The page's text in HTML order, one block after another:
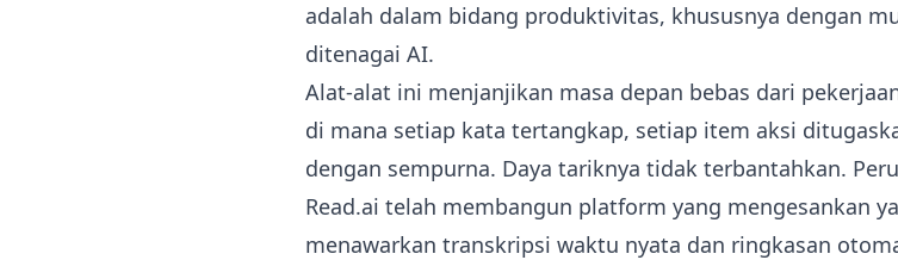
adalah dalam bidang produktivitas, khususnya dengan
ditenagai AI.
Alat-alat ini menjanjikan masa depan bebas dari
di mana setiap kata tertangkap, setiap item aksi
dengan sempurna. Daya tariknya tidak terbantahkan.
Read.ai telah membangun platform yang mengesankan
menawarkan transkripsi waktu nyata dan ringkasan